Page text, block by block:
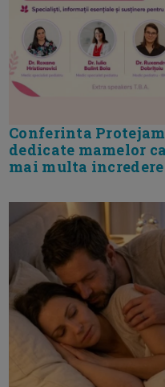
Conferinta
dedicate mamelor
mai multa incredere